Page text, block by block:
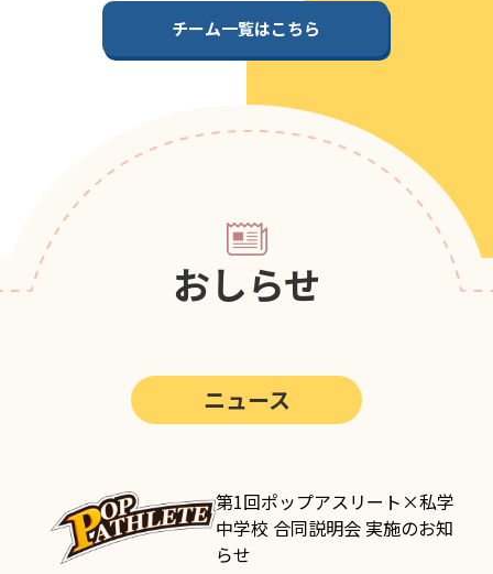
ポップアスリートカップ
ポップアスリートカップ
チーム一覧はこちら
おしらせ
ニュース
第1回ポップアスリート×私学
中学校 合同説明会 実施のお知
らせ